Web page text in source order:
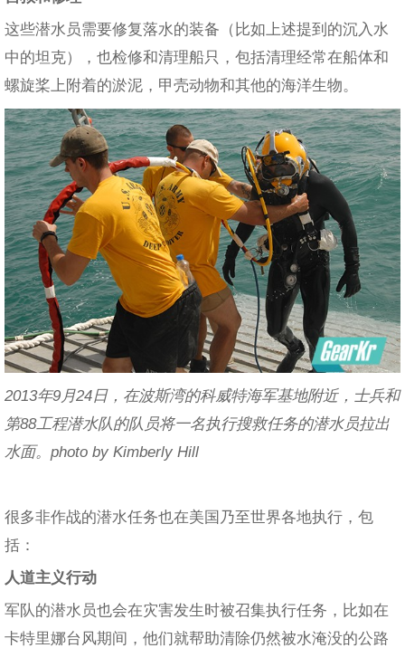
这些潜水员需要修复落水的装备（比如上述提到的沉入水
中的坦克），也检修和清理船只，包括清理经常在船体和
螺旋桨上附着的淤泥，甲壳动物和其他的海洋生物。
2013年9月24日，在波斯湾的科威特海军基地附近，士兵和
第88工程潜水队的队员将一名执行搜救任务的潜水员拉出
水面。photo by Kimberly Hill
很多非作战的潜水任务也在美国乃至世界各地执行，包
括：
人道主义行动
军队的潜水员也会在灾害发生时被召集执行任务，比如在
卡特里娜台风期间，他们就帮助清除仍然被水淹没的公路